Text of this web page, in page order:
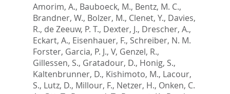
Amorim, A., Bauboeck, M., Bentz, M. C.,
Brandner, W., Bolzer, M., Clenet, Y., Davies,
R., de Zeeuw, P. T., Dexter, J., Drescher, A.,
Eckart, A., Eisenhauer, F., Schreiber, N. M.
Forster, Garcia, P. J., V, Genzel, R.,
Gillessen, S., Gratadour, D., Honig, S.,
Kaltenbrunner, D., Kishimoto, M., Lacour,
S., Lutz, D., Millour, F., Netzer, H., Onken, C.